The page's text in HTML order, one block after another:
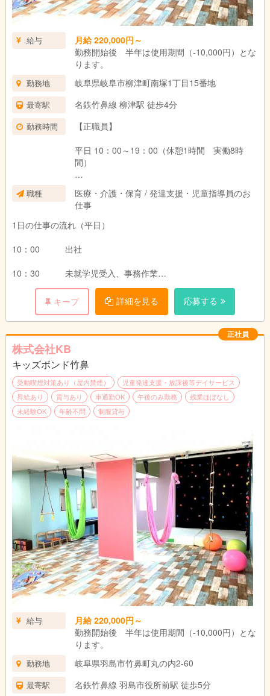
給与
月給 220,000円～
勤務開始後 半年は使用期間（-10,000円）とな
ります。
勤務地 岐阜県岐阜市柳津町南塚1丁目15番地
最寄駅 名鉄竹鼻線 柳津駅 徒歩4分
勤務時間
【正職員】
平日 10：00～19：00（休憩1時間 実働8時
間）
学校休業日 9：00～18：00（休憩1時間 実働8
時間）
毎週日曜日定休 週休2日（シフト制）
【パート】
平日 14：00～19：00（１日3Ｈ～）
学校休業日 9：00～18：00（１日3Ｈ～）
毎週日曜日定休 勤務日、時間相談可
※ 土曜日のみ、夏休み等長期休暇のみの方も大
職種
医療・介護・保育 / 発達支援・児童指導員のお
仕事
1日の仕事の流れ（平日）
10：00 出社
10：30 未就学児受入、事務作業
～13：00 休憩（昼食）
～14：00 施設の清掃、チェック 支援内容の確認
～15：00 就学児受入開始。子どもたちを学校までお迎え
～17：00 就学児への支援 いっぱい遊んだり、一緒に宿題
をやったりします。
～18：00 子どもたちを各家庭まで送ります
キープ 詳細を見る 応募する
正社員
株式会社KB
キッズボンド竹鼻
受動喫煙対策あり（屋内禁煙）
児童発達支援・放課後等デイサービス
昇給あり
賞与あり 車通勤OK 午後のみ勤務
残業ほぼなし
未経験OK
年齢不問 制服貸与
給与
月給 220,000円～
勤務開始後 半年は使用期間（-10,000円）とな
ります。
勤務地 岐阜県羽島市竹鼻町丸の内2-60
最寄駅 名鉄竹鼻線 羽島市役所前駅 徒歩5分